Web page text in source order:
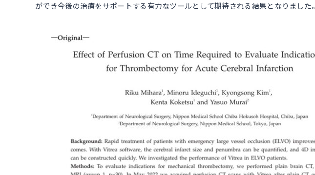
ができ今後の治療をサポートする有力なツールとして期待される結果となりました。